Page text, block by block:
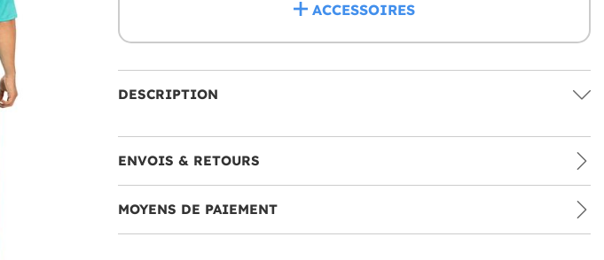
ACCESSOIRES
DESCRIPTION
ENVOIS & RETOURS
MOYENS DE PAIEMENT